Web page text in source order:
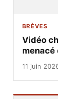
BRÈVES
Vidéo
menacé
11 juin